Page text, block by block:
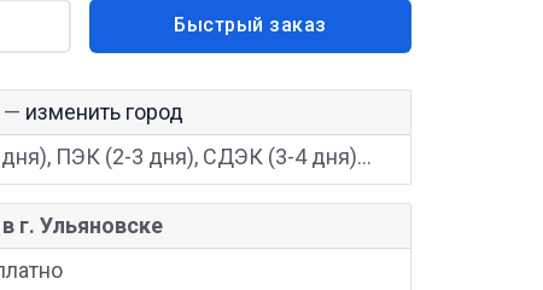
Быстрый заказ
— изменить город
дня), ПЭК (2-3 дня), СДЭК (3-4 дня)...
г. Ульяновске